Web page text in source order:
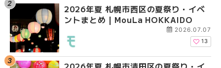
2026年夏 札幌市西区の夏祭り・イベ
ントまとめ | MouLa HOKKAIDO
2026.07.07
13
【2026年最新】札幌
ガーデン｜オープン日
大通公園から穴場テ
2026年夏 札幌市北区
ントまとめ | MouLa